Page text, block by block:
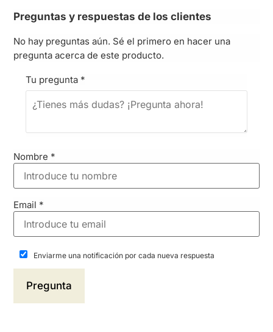
Preguntas y respuestas de los clientes
No hay preguntas aún. Sé el primero en hacer una
pregunta acerca de este producto.
Tu pregunta *
Nombre *
Email *
Enviarme una notificación por cada nueva respuesta